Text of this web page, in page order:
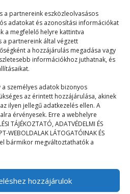
a partnereink eszközleolvasásos
adatokat és azonosítási információkat
a megfelelő helyre kattintva
a partnereink által végzett
a hozzájárulás megadása vagy
információkhoz juthatnak, és
személyes adatok bizonyos
az érintett hozzájárulása, akinek
ilyen jellegű adatkezelés ellen. A
érvényesek. Erre a webhelyre
TÁJÉKOZTATÓ, ADATVÉDELMI ÉS
WEBOLDALAK LÁTOGATÓINAK ÉS
bármikor megváltoztathatók a
hozzájárulok